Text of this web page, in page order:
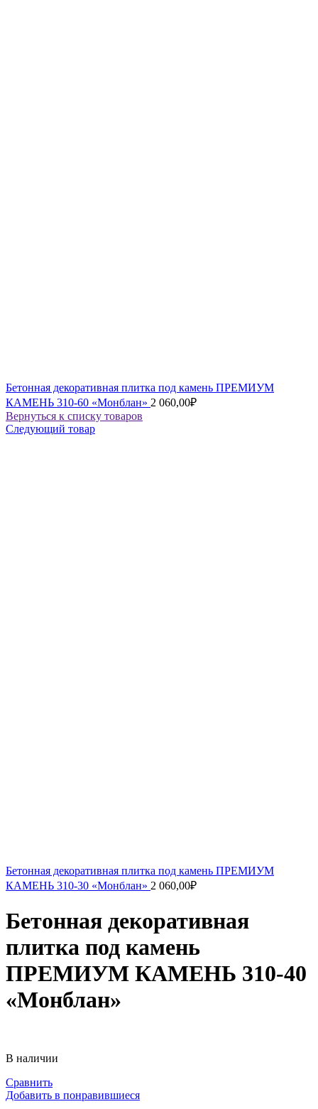
Бетонная декоративная плитка под камень ПРЕМИУМ
КАМЕНЬ 310-60 «Монблан» 2 060,00₽
Вернуться к списку товаров
Следующий товар
Бетонная декоративная плитка под камень ПРЕМИУМ
КАМЕНЬ 310-30 «Монблан» 2 060,00₽
Бетонная декоративная
плитка под камень
ПРЕМИУМ КАМЕНЬ 310-40
«Монблан»
В наличии
Сравнить
Добавить в понравившиеся